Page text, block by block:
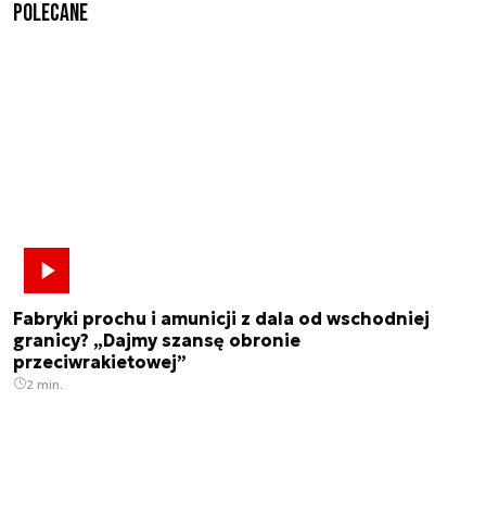
Polecane
Fabryki prochu i amunicji z dala od wschodniej
granicy? „Dajmy szansę obronie
przeciwrakietowej”
2 min.